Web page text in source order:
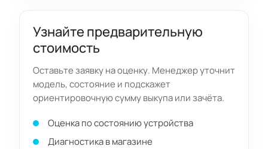
Узнайте предварительную
стоимость
Оставьте заявку на оценку. Менеджер уточнит
модель, состояние и подскажет
ориентировочную сумму выкупа или зачёта.
Оценка по состоянию устройства
Диагностика в магазине